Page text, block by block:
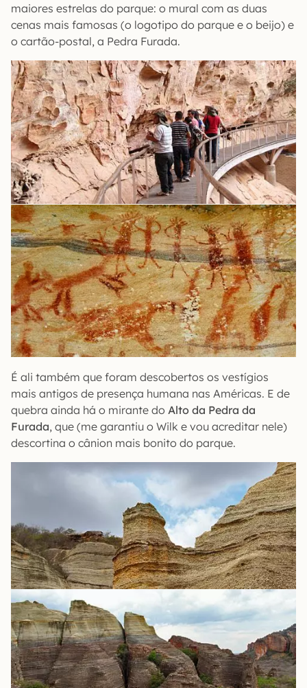
maiores estrelas do parque: o mural com as duas
cenas mais famosas (o logotipo do parque e o beijo) e
o cartão-postal, a Pedra Furada.
É ali também que foram descobertos os vestígios
mais antigos de presença humana nas Américas. E de
quebra ainda há o mirante do Alto da Pedra da
Furada, que (me garantiu o Wilk e vou acreditar nele)
descortina o cânion mais bonito do parque.